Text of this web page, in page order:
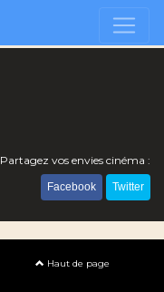
Partagez vos envies cinéma :
Facebook Twitter
Haut de page